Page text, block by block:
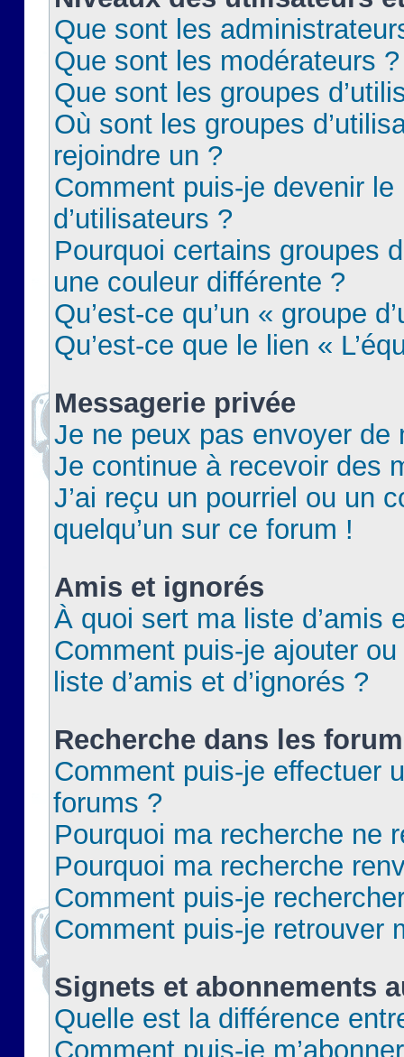
Que sont les
Que sont les modérateurs ?
Que sont les groupes
Où sont les groupes
rejoindre un ?
Comment puis-je devenir le
d’utilisateurs ?
Pourquoi certains groupes
une couleur différente ?
Qu’est-ce qu’un « groupe
Qu’est-ce que le lien «
Messagerie privée
Je ne peux pas envoyer de
Je continue à recevoir des
J’ai reçu un pourriel ou un
quelqu’un sur ce forum !
Amis et ignorés
À quoi sert ma liste d’amis
Comment puis-je ajouter
liste d’amis et d’ignorés ?
Recherche dans les
Comment puis-je effectuer
forums ?
Pourquoi ma recherche ne
Pourquoi ma recherche
Comment puis-je
Comment puis-je retrouver
Signets et abonnements
Quelle est la différence
Comment puis-je